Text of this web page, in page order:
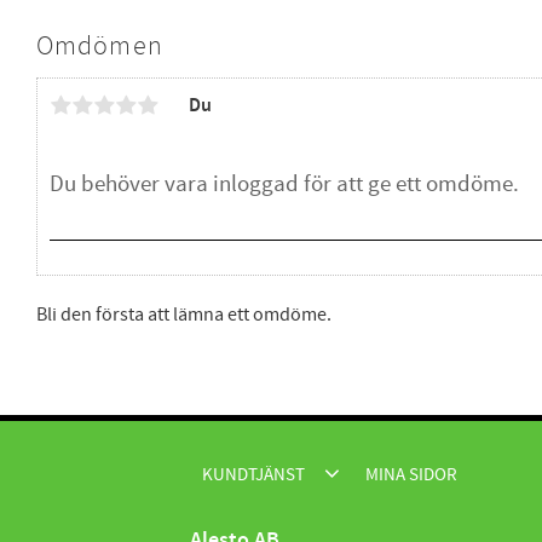
Omdömen
Du
Bli den första att lämna ett omdöme.
KUNDTJÄNST MINA SIDOR